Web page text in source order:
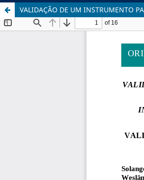
VALIDAÇÃO DE UM INSTRUMENTO